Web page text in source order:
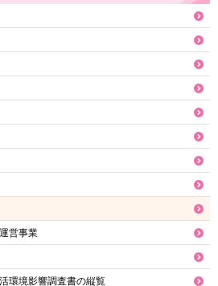
営事業
環境影響調査書の縦覧